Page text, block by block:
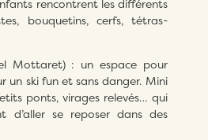
rencontrent les différents
bouquetins, cerfs, tétras-
Mottaret) : un espace pour
un ski fun et sans danger. Mini
ponts, virages relevés… qui
d’aller se reposer dans des